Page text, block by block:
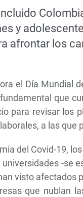
y
afrontar los
el Día Mundial
que
para revisar los
a las que
del Covid-19,
­-se
visto afectados
que nublan